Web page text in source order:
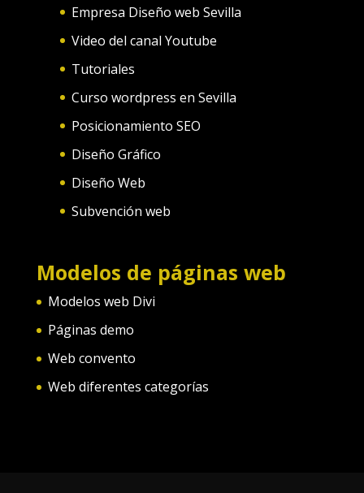
Empresa Diseño web Sevilla
Video del canal Youtube
Tutoriales
Curso wordpress en Sevilla
Posicionamiento SEO
Diseño Gráfico
Diseño Web
Subvención web
Modelos de páginas web
Modelos web Divi
Páginas demo
Web convento
Web diferentes categorías